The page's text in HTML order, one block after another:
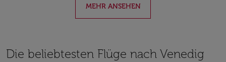
MEHR ANSEHEN
Die beliebtesten Flüge nach Venedig